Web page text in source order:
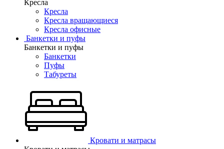
Кресла
Кресла
Кресла вращающиеся
Кресла офисные
Банкетки и пуфы
Банкетки и пуфы
Банкетки
Пуфы
Табуреты
Кровати и матрасы